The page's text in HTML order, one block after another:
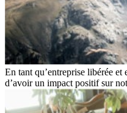
En tant qu’entreprise libérée
d’avoir un impact positif sur